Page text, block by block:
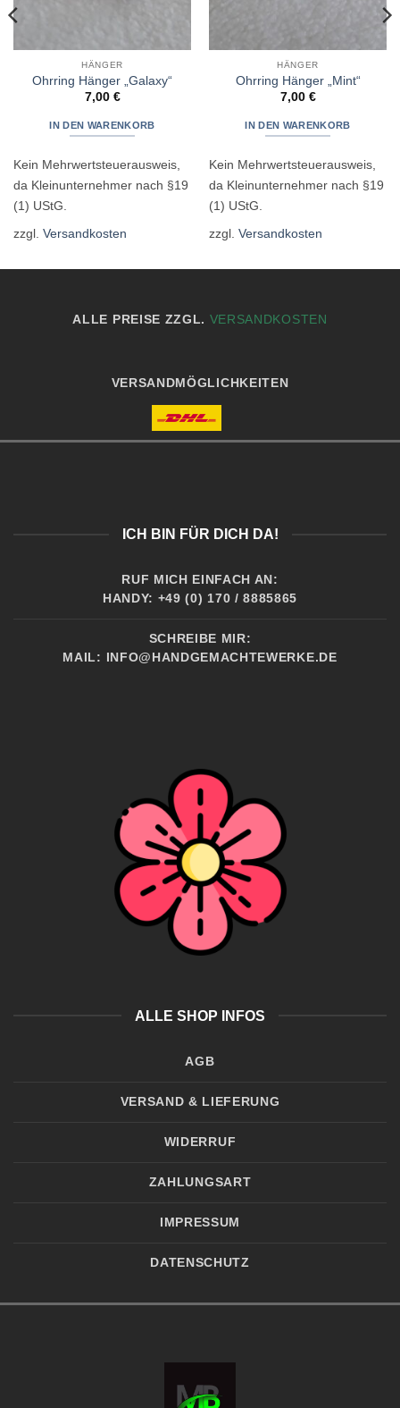
HÄNGER
Ohrring Hänger „Galaxy“
7,00 €
IN DEN WARENKORB
Kein Mehrwertsteuerausweis,
da Kleinunternehmer nach §19
(1) UStG.
zzgl. Versandkosten
HÄNGER
Ohrring Hänger „Mint“
7,00 €
IN DEN WARENKORB
Kein Mehrwertsteuerausweis,
da Kleinunternehmer nach §19
(1) UStG.
zzgl. Versandkosten
ALLE PREISE ZZGL. VERSANDKOSTEN
VERSANDMÖGLICHKEITEN
ICH BIN FÜR DICH DA!
RUF MICH EINFACH AN:
HANDY: +49 (0) 170 / 8885865
SCHREIBE MIR:
MAIL:
INFO@HANDGEMACHTEWERKE.DE
ALLE SHOP INFOS
AGB
VERSAND & LIEFERUNG
WIDERRUF
ZAHLUNGSART
IMPRESSUM
DATENSCHUTZ